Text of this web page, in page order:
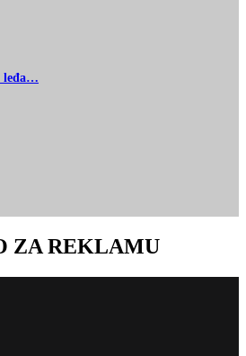
leđa…
ZA REKLAMU